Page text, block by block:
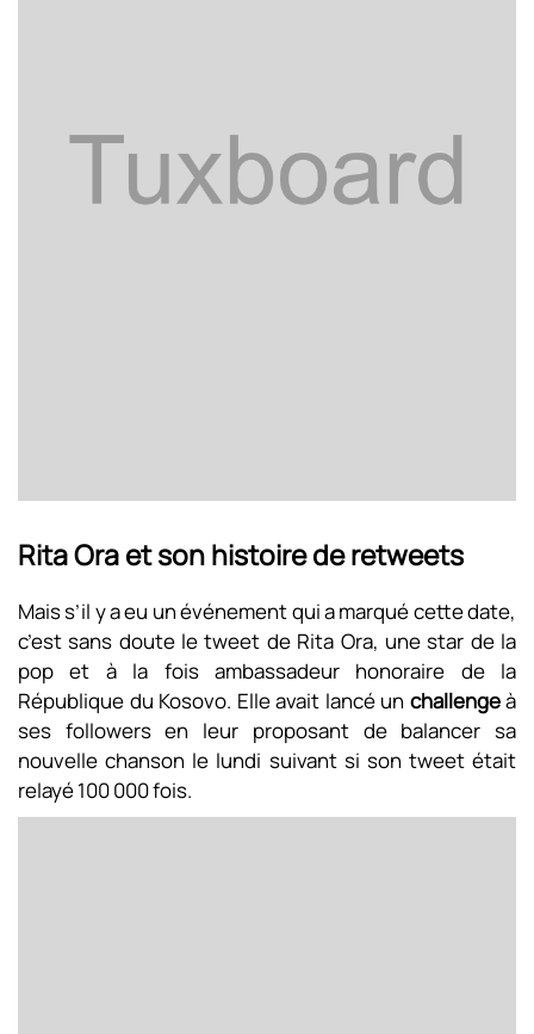
Rita Ora et son histoire de retweets
Mais s’il y a eu un événement qui a marqué cette date,
c’est sans doute le tweet de Rita Ora, une star de la
pop et à la fois ambassadeur honoraire de la
République du Kosovo. Elle avait lancé un challengeà
ses followers en leur proposant de balancer sa
nouvelle chanson le lundi suivant si son tweet était
relayé 100 000 fois.